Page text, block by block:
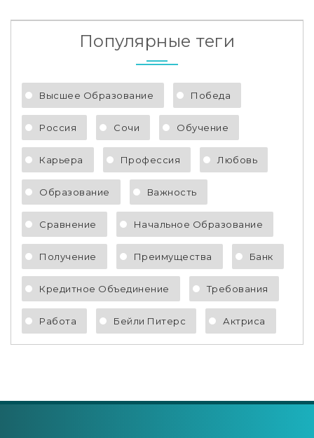
Популярные теги
Высшее Образование Победа
Россия Сочи Обучение
Карьера Профессия Любовь
Образование Важность
Сравнение Начальное Образование
Получение Преимущества Банк
Кредитное Объединение Требования
Работа Бейли Питерс Актриса